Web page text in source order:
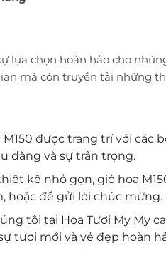
lựa chọn hoàn hảo cho
mà còn truyền tải những
M150 được trang trí với
dàng và sự trân trọng.
kế nhỏ gọn, giỏ hoa
hoặc để gửi lời chúc mừng.
tôi tại Hoa Tươi My My
tươi mới và vẻ đẹp hoàn